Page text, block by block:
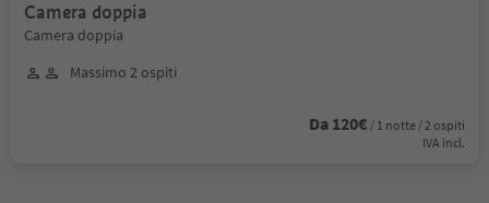
Camera doppia
Camera doppia
Massimo 2 ospiti
Da 120€ / 1 notte / 2 ospiti
IVA incl.